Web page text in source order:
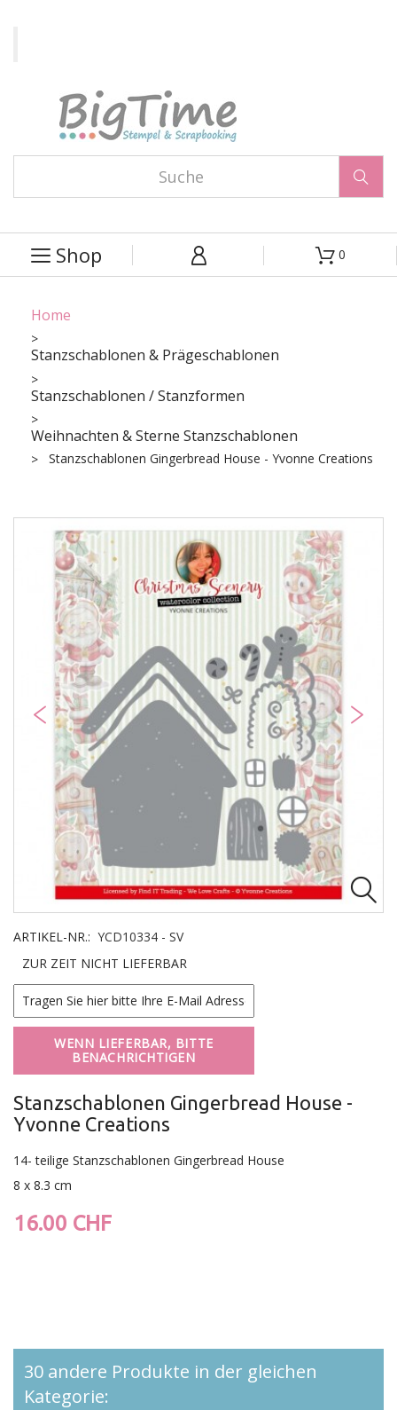

 Shop   0
Home
Stanzschablonen & Prägeschablonen
Stanzschablonen / Stanzformen
Weihnachten & Sterne Stanzschablonen
Stanzschablonen Gingerbread House - Yvonne Creations

ARTIKEL-NR.: YCD10334 - SV
ZUR ZEIT NICHT LIEFERBAR
WENN LIEFERBAR, BITTE
BENACHRICHTIGEN
Stanzschablonen Gingerbread House -
Yvonne Creations
14- teilige Stanzschablonen Gingerbread House
8 x 8.3 cm
16.00 CHF
30 andere Produkte in der gleichen
Kategorie: